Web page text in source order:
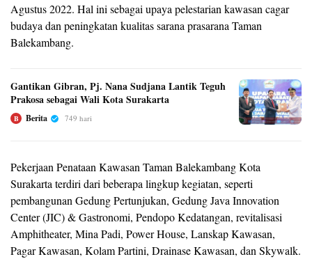
Agustus 2022. Hal ini sebagai upaya pelestarian kawasan cagar
budaya dan peningkatan kualitas sarana prasarana Taman
Balekambang.
Gantikan Gibran, Pj. Nana Sudjana Lantik Teguh
Prakosa sebagai Wali Kota Surakarta
B Berita 749 hari
Pekerjaan Penataan Kawasan Taman Balekambang Kota
Surakarta terdiri dari beberapa lingkup kegiatan, seperti
pembangunan Gedung Pertunjukan, Gedung Java Innovation
Center (JIC) & Gastronomi, Pendopo Kedatangan, revitalisasi
Amphitheater, Mina Padi, Power House, Lanskap Kawasan,
Pagar Kawasan, Kolam Partini, Drainase Kawasan, dan Skywalk.